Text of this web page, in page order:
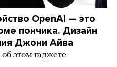
OpenAI — это
пончика. Дизайн
Джони Айва
этом гаджете